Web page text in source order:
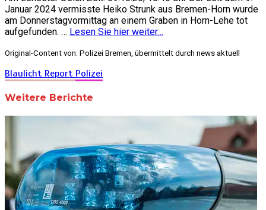
Januar 2024 vermisste Heiko Strunk aus Bremen-Horn wurde
am Donnerstagvormittag an einem Graben in Horn-Lehe tot
aufgefunden. … Lesen Sie hier weiter…
Original-Content von: Polizei Bremen, übermittelt durch news aktuell
Blaulicht Report Polizei
Weitere Berichte